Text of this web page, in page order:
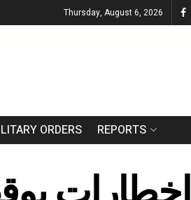
Thursday, August 6, 2026
ORDERS REPORTS
إخطارات